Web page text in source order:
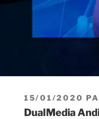
PUBLIÉ
LE
15/01/2020
DualMedia